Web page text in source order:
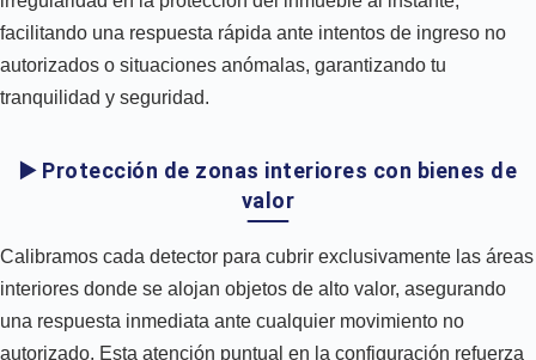
facilitando una respuesta rápida ante intentos de ingreso no
autorizados o situaciones anómalas, garantizando tu
tranquilidad y seguridad.
▶️ Protección de zonas interiores con bienes de
valor
Calibramos cada detector para cubrir exclusivamente las áreas
interiores donde se alojan objetos de alto valor, asegurando
una respuesta inmediata ante cualquier movimiento no
autorizado. Esta atención puntual en la configuración refuerza